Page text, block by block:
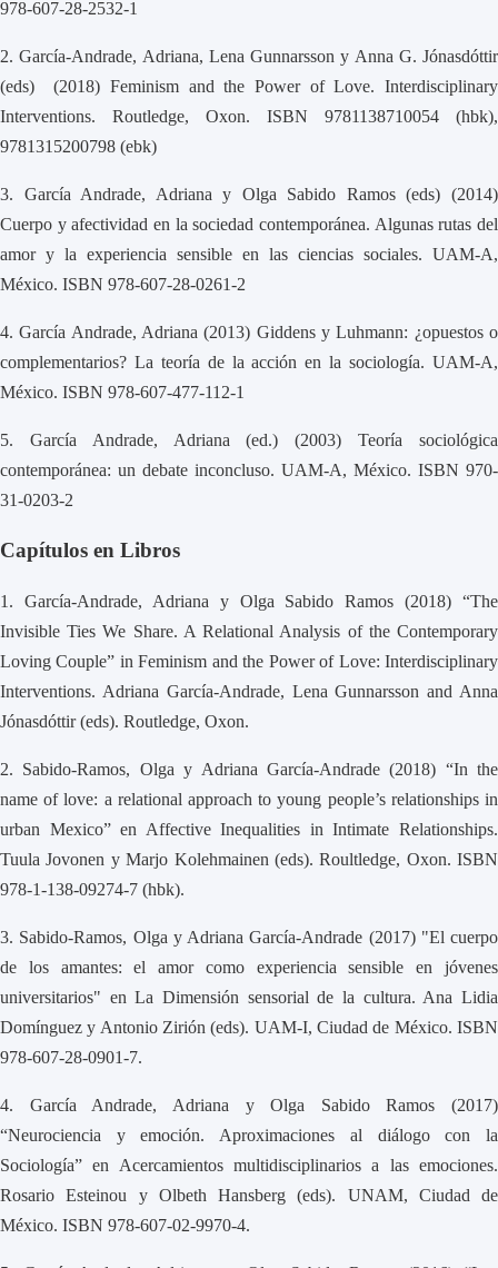
978-607-28-2532-1
2. García-Andrade, Adriana, Lena Gunnarsson y Anna G. Jónasdóttir
(eds) (2018) Feminism and the Power of Love. Interdisciplinary
Interventions. Routledge, Oxon. ISBN 9781138710054 (hbk),
9781315200798 (ebk)
3.
García Andrade, Adriana y Olga Sabido Ramos (eds) (2014)
Cuerpo y afectividad en la sociedad contemporánea. Algunas rutas del
amor y la experiencia sensible en las ciencias sociales. UAM-A,
México. ISBN 978-607-28-0261-2
4. García Andrade, Adriana (2013) Giddens y Luhmann: ¿opuestos o
complementarios? La teoría de la acción en la sociología. UAM-A,
México. ISBN 978-607-477-112-1
5.
García Andrade, Adriana (ed.) (2003) Teoría sociológica
contemporánea: un debate inconcluso. UAM-A, México. ISBN 970-
31-0203-2
Capítulos en Libros
1.
García-Andrade, Adriana y Olga Sabido Ramos (2018) “The
Invisible Ties We Share. A Relational Analysis of the Contemporary
Loving Couple” in Feminism and the Power of Love: Interdisciplinary
Interventions. Adriana García-Andrade, Lena Gunnarsson and Anna
Jónasdóttir (eds). Routledge, Oxon.
2. Sabido-Ramos, Olga y Adriana García-Andrade (2018) “In the
name of love: a relational approach to young people’s relationships in
urban Mexico” en Affective Inequalities in Intimate Relationships.
Tuula Jovonen y Marjo Kolehmainen (eds). Roultledge, Oxon. ISBN
978-1-138-09274-7 (hbk).
3. Sabido-Ramos, Olga y Adriana García-Andrade (2017) "El cuerpo
de los amantes: el amor como experiencia sensible en jóvenes
universitarios" en La Dimensión sensorial de la cultura. Ana Lidia
Domínguez y Antonio Zirión (eds). UAM-I, Ciudad de México. ISBN
978-607-28-0901-7.
4.
García Andrade, Adriana y Olga Sabido Ramos (2017)
“Neurociencia y emoción. Aproximaciones al diálogo con la
Sociología” en Acercamientos multidisciplinarios a las emociones.
Rosario Esteinou y Olbeth Hansberg (eds). UNAM, Ciudad de
México. ISBN 978-607-02-9970-4.